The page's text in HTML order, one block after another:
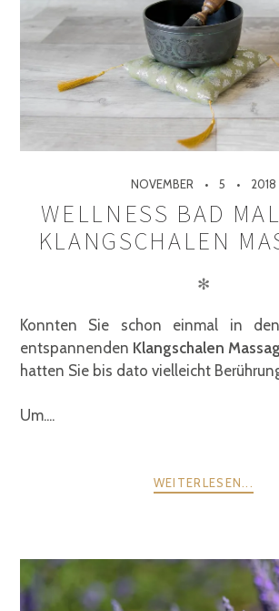
NOVEMBER 5 2018
WELLNESS BAD
KLANGSCHALEN
✻
Konnten Sie schon einmal in
entspannenden Klangschalen
hatten Sie bis dato vielleicht
Um....
WEITERLESEN...